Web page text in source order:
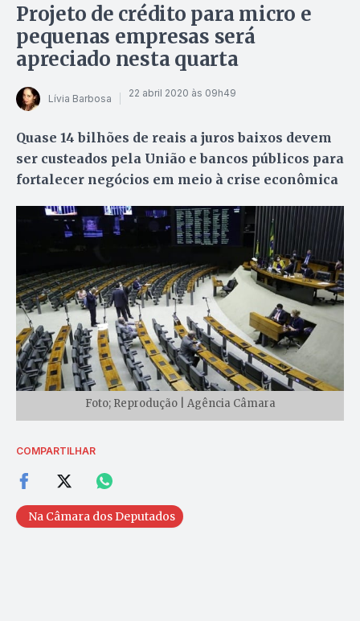
Projeto de crédito para micro e
pequenas empresas será
apreciado nesta quarta
Lívia Barbosa 22 abril 2020 às 09h49
Quase 14 bilhões de reais a juros baixos devem
ser custeados pela União e bancos públicos para
fortalecer negócios em meio à crise econômica
Foto; Reprodução | Agência Câmara
COMPARTILHAR
Na Câmara dos Deputados